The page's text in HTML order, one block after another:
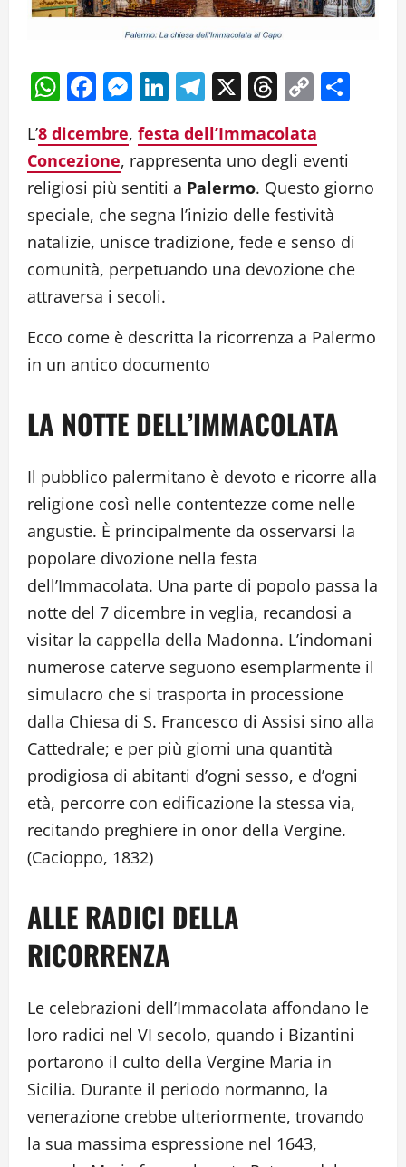
WhatsApp
Facebook
Messenger
LinkedIn
Telegram
X Threads
Copy
L’8 dicembre, festa dell’Immacolata
Concezione, rappresenta uno degli eventi
religiosi più sentiti a Palermo. Questo giorno
speciale, che segna l’inizio delle festività
natalizie, unisce tradizione, fede e senso di
comunità, perpetuando una devozione che
attraversa i secoli.
Ecco come è descritta la ricorrenza a Palermo
in un antico documento
LA NOTTE DELL’IMMACOLATA
Il pubblico palermitano è devoto e ricorre alla
religione così nelle contentezze come nelle
angustie. È principalmente da osservarsi la
popolare divozione nella festa
dell’Immacolata. Una parte di popolo passa la
notte del 7 dicembre in veglia, recandosi a
visitar la cappella della Madonna. L’indomani
numerose caterve seguono esemplarmente il
simulacro che si trasporta in processione
dalla Chiesa di S. Francesco di Assisi sino alla
Cattedrale; e per più giorni una quantità
prodigiosa di abitanti d’ogni sesso, e d’ogni
età, percorre con edificazione la stessa via,
recitando preghiere in onor della Vergine.
(Cacioppo, 1832)
ALLE RADICI DELLA
RICORRENZA
Le celebrazioni dell’Immacolata affondano le
loro radici nel VI secolo, quando i Bizantini
portarono il culto della Vergine Maria in
Sicilia. Durante il periodo normanno, la
venerazione crebbe ulteriormente, trovando
la sua massima espressione nel 1643,